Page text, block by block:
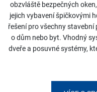
obzvláště bezpečných
jejich vybavení špičkovými
řešení pro všechny stavební
o dům nebo byt. Vhodný
dveře a posuvné systémy,